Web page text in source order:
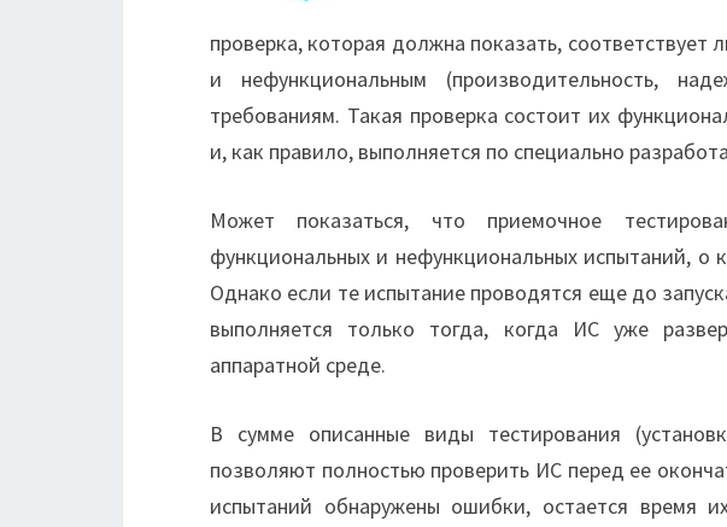
проверка, которая должна показать,
и нефункциональным (производительность,
требованиям. Такая проверка состоит их
и, как правило, выполняется по специально
Может показаться, что приемочное
функциональных и нефункциональных испытаний,
Однако если те испытание проводятся еще до
выполняется только тогда, когда ИС уже
аппаратной среде.
В сумме описанные виды тестирования
позволяют полностью проверить ИС перед ее
испытаний обнаружены ошибки, остается время